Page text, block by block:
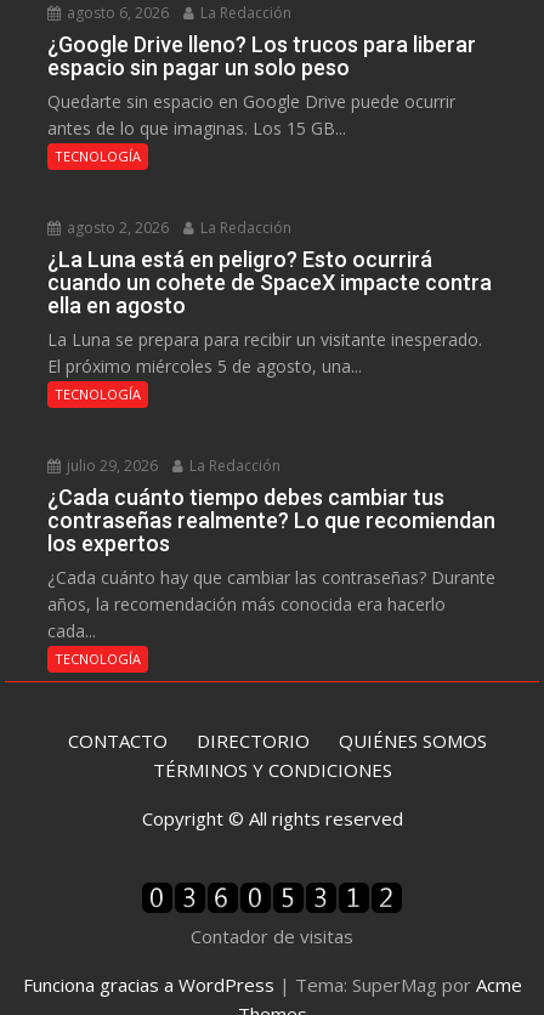
agosto 6, 2026 La Redacción
¿Google Drive lleno? Los trucos para liberar
espacio sin pagar un solo peso
Quedarte sin espacio en Google Drive puede ocurrir
antes de lo que imaginas. Los 15 GB...
TECNOLOGÍA
agosto 2, 2026 La Redacción
¿La Luna está en peligro? Esto ocurrirá
cuando un cohete de SpaceX impacte contra
ella en agosto
La Luna se prepara para recibir un visitante inesperado.
El próximo miércoles 5 de agosto, una...
TECNOLOGÍA
julio 29, 2026 La Redacción
¿Cada cuánto tiempo debes cambiar tus
contraseñas realmente? Lo que recomiendan
los expertos
¿Cada cuánto hay que cambiar las contraseñas? Durante
años, la recomendación más conocida era hacerlo
cada...
TECNOLOGÍA
CONTACTO DIRECTORIO QUIÉNES SOMOS
TÉRMINOS Y CONDICIONES
Copyright © All rights reserved
Contador de visitas
Funciona gracias a WordPress | Tema: SuperMag por Acme